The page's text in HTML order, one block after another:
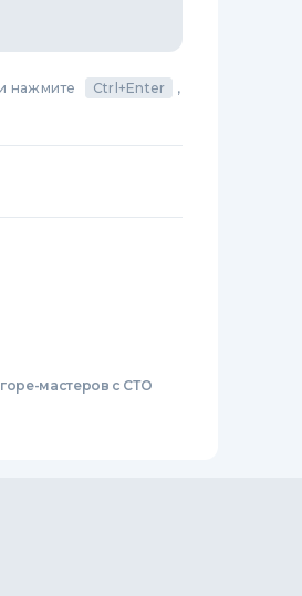
нажмите Ctrl+Enter
,
мастеров с СТО